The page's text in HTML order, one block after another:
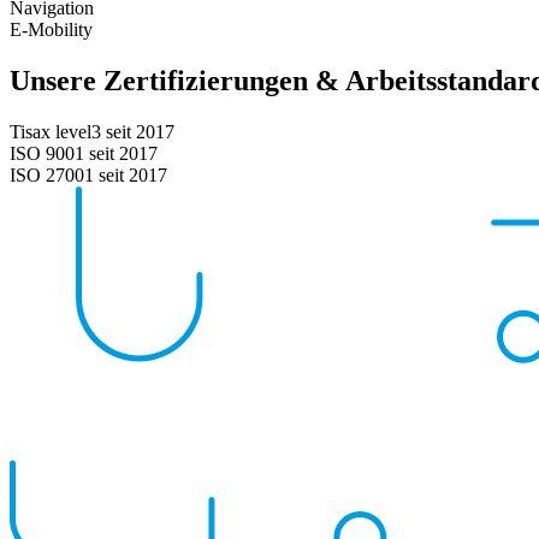
Navigation
E-Mobility
Unsere Zertifizierungen &
Tisax level3 seit 2017
ISO 9001 seit 2017
ISO 27001 seit 2017